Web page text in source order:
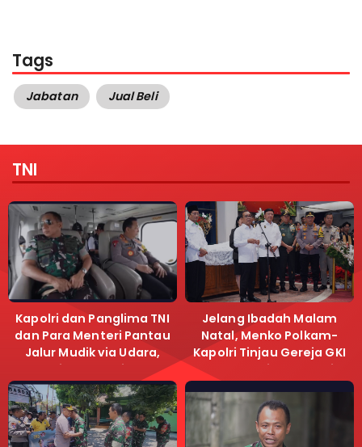
Tags
Jabatan Jual Beli
TNI
Kapolri dan Panglima TNI
dan Para Menteri Pantau
Jalur Mudik via Udara,
Pastikan Lalu Lintas
Lancar
Jelang Ibadah Malam
Natal, Menko Polkam-
Kapolri Tinjau Gereja GKI
Samanhudi dan Gereja